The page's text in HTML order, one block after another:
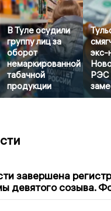
В Туле осудили
группу лиц за
оборот
немаркированной
табачной
продукции
экс-
РЭС
завершена
девятого созыва.